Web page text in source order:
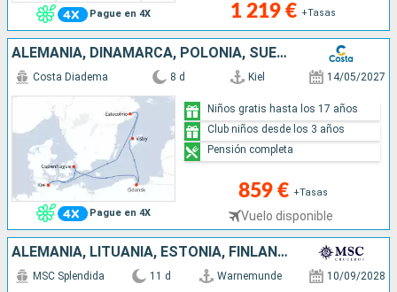
Pague en 4X 1 219 € +Tasas
ALEMANIA, DINAMARCA, POLONIA, SUECIA
Pague en 4X
Costa Diadema 8 d Kiel 14/05/2027
859 € +Tasas
Vuelo disponible
Niños gratis hasta los 17 años
Club niños desde los 3 años
Pensión completa
ALEMANIA, LITUANIA, ESTONIA, FINLANDIA, SUECIA, DINAMARCA
MSC Splendida 11 d Warnemunde 10/09/2028